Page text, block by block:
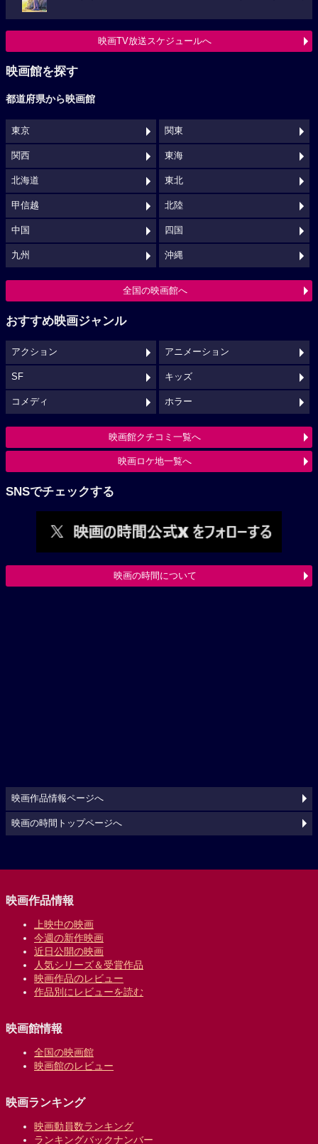
映画TV放送スケジュールへ
映画館を探す
都道府県から映画館
東京 関東
関西 東海
北海道 東北
甲信越 北陸
中国 四国
九州 沖縄
全国の映画館へ
おすすめ映画ジャンル
アクション アニメーション
SF キッズ
コメディ ホラー
映画館クチコミ一覧へ
映画ロケ地一覧へ
SNSでチェックする
映画の時間について
映画作品情報ページへ
映画の時間トップページへ
映画作品情報
上映中の映画
今週の新作映画
近日公開の映画
人気シリーズ＆受賞作品
映画作品のレビュー
作品別にレビューを読む
映画館情報
全国の映画館
映画館のレビュー
映画ランキング
映画動員数ランキング
ランキングバックナンバー